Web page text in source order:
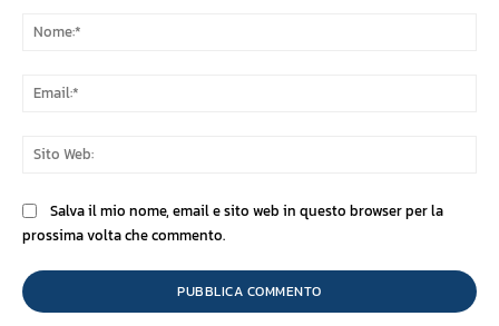
Salva il mio nome, email e sito web in questo browser per la
prossima volta che commento.